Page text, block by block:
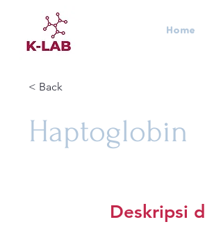
Home
< Back
Haptoglobin
Deskripsi